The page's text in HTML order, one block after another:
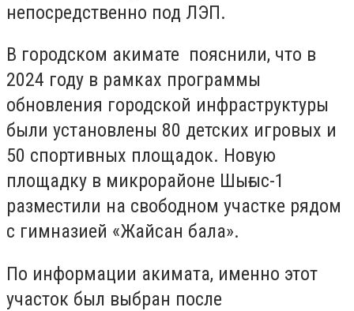
непосредственно под ЛЭП.
В городском акимате пояснили, что в
2024 году в рамках программы
обновления городской инфраструктуры
были установлены 80 детских игровых и
50 спортивных площадок. Новую
площадку в микрорайоне Шығыс-1
разместили на свободном участке рядом
с гимназией «Жайсан бала».
По информации акимата, именно этот
участок был выбран после